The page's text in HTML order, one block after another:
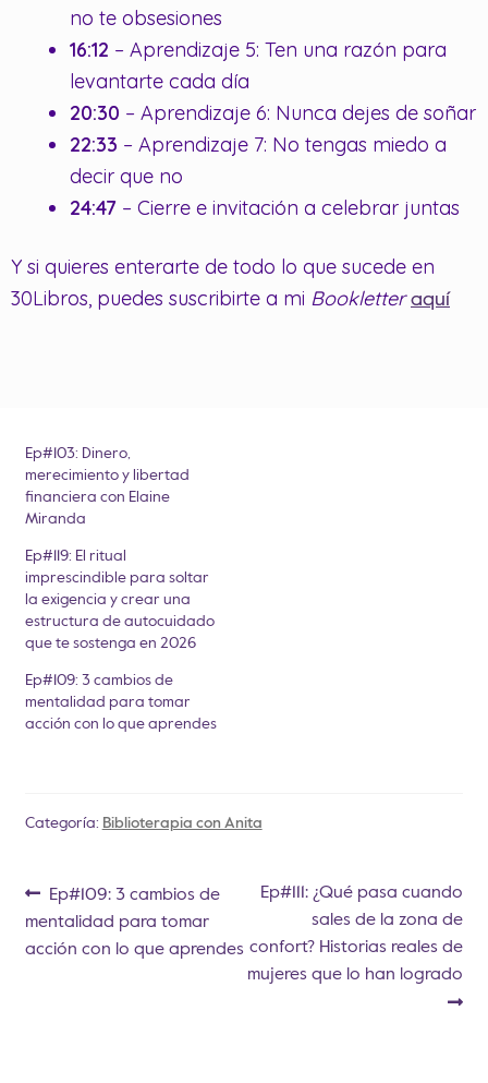
no te obsesiones
16:12 – Aprendizaje 5: Ten una razón para
levantarte cada día
20:30 – Aprendizaje 6: Nunca dejes de soñar
22:33 – Aprendizaje 7: No tengas miedo a
decir que no
24:47 – Cierre e invitación a celebrar juntas
Y si quieres enterarte de todo lo que sucede en
30Libros, puedes suscribirte a mi Bookletter aquí
Ep#103: Dinero,
merecimiento y libertad
financiera con Elaine
Miranda
Ep#119: El ritual
imprescindible para soltar
la exigencia y crear una
estructura de autocuidado
que te sostenga en 2026
Ep#109: 3 cambios de
mentalidad para tomar
acción con lo que aprendes
Categoría: Biblioterapia con Anita
Ep#109: 3 cambios de
mentalidad para tomar
acción con lo que aprendes
Ep#111: ¿Qué pasa cuando
sales de la zona de
confort? Historias reales de
mujeres que lo han logrado